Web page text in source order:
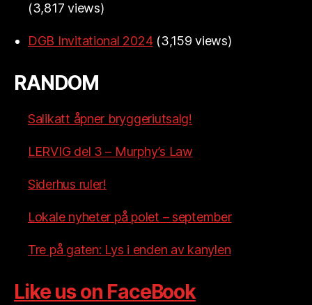
(3,817 views)
DGB Invitational 2024 (3,159 views)
RANDOM
Salikatt åpner bryggeriutsalg!
LERVIG del 3 – Murphy’s Law
Siderhus ruler!
Lokale nyheter på polet – september
Tre på gaten: Lys i enden av kanylen
Like us on FaceBook